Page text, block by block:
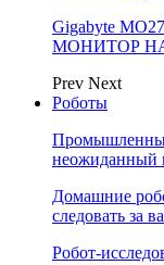
Gigabyte
МОНИТОР НА
Prev Next
Роботы
неожиданный
Домашние
следовать за
Робот-